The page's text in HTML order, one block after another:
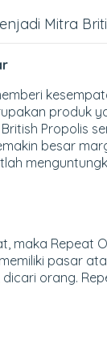
Mitra
produk
Propolis
besar
maka Repeat
pasar
orang.